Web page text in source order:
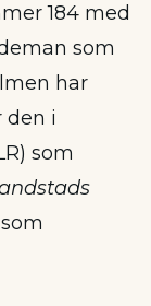
184 med
som
har
den i
som